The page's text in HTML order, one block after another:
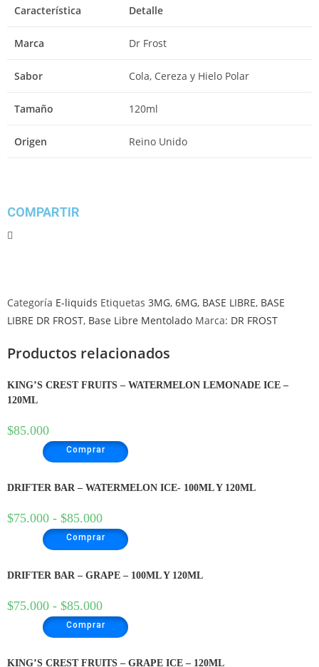
Característica Detalle
Marca Dr Frost
Sabor Cola, Cereza y Hielo Polar
Tamaño 120ml
Origen Reino Unido
COMPARTIR
Categoría E-liquids Etiquetas 3MG, 6MG, BASE LIBRE, BASE
LIBRE DR FROST, Base Libre Mentolado Marca: DR FROST
Productos relacionados
KING’S CREST FRUITS – WATERMELON LEMONADE ICE –
120ML
$85.000
Comprar
DRIFTER BAR – WATERMELON ICE- 100ML Y 120ML
$75.000 - $85.000
Comprar
DRIFTER BAR – GRAPE – 100ML Y 120ML
$75.000 - $85.000
Comprar
KING’S CREST FRUITS – GRAPE ICE – 120ML